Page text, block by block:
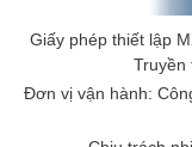
Giấy phép thiết lập
Truyền
Đơn vị vận hành: